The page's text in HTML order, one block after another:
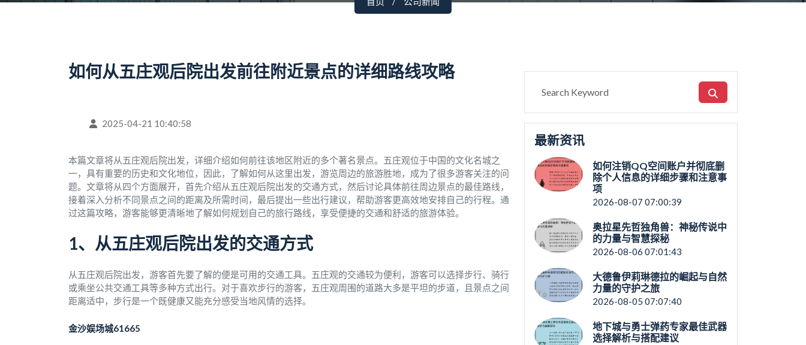
如何从五庄观后院出发前往附近景点的详细路线攻略
2025-04-21 10:40:58
本篇文章将从五庄观后院出发，详细介绍如何前往该地区附近的多个著名景点。五庄观位于中国的文化名城之
一，具有重要的历史和文化地位，因此，了解如何从这里出发，游览周边的旅游胜地，成为了很多游客关注的问
题。文章将从四个方面展开，首先介绍从五庄观后院出发的交通方式，然后讨论具体前往周边景点的最佳路线，
接着深入分析不同景点之间的距离及所需时间，最后提出一些出行建议，帮助游客更高效地安排自己的行程。通
过这篇攻略，游客能够更清晰地了解如何规划自己的旅行路线，享受便捷的交通和舒适的旅游体验。
1、从五庄观后院出发的交通方式
从五庄观后院出发，游客首先要了解的便是可用的交通工具。五庄观的交通较为便利，游客可以选择步行、骑行
或乘坐公共交通工具等多种方式出行。对于喜欢步行的游客，五庄观周围的道路大多是平坦的步道，且景点之间
距离适中，步行是一个既健康又能充分感受当地风情的选择。
金沙娱场城61665
最新资讯
如何注销QQ空间账户并彻底删
除个人信息的详细步骤和注意事
项
2026-08-07 07:00:39
奥拉星先哲独角兽：神秘传说中
的力量与智慧探秘
2026-08-06 07:01:43
大德鲁伊莉琳德拉的崛起与自然
力量的守护之旅
2026-08-05 07:07:40
地下城与勇士弹药专家最佳武器
选择解析与搭配建议